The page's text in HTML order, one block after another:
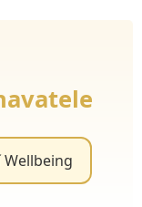
Wellbeing